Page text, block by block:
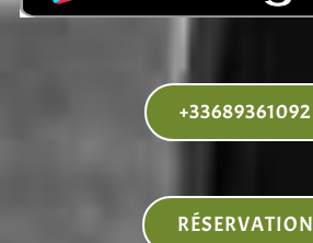
+33689361092
RÉSERVATION